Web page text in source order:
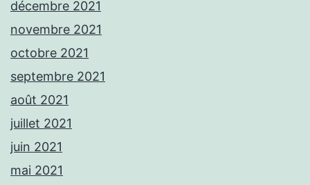
décembre 2021
novembre 2021
octobre 2021
septembre 2021
août 2021
juillet 2021
juin 2021
mai 2021